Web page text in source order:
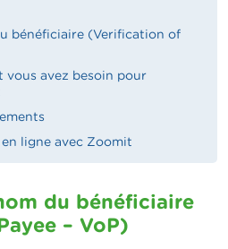
bénéficiaire (Verification of
avez besoin pour
ligne avec Zoomit
du bénéficiaire
– VoP)